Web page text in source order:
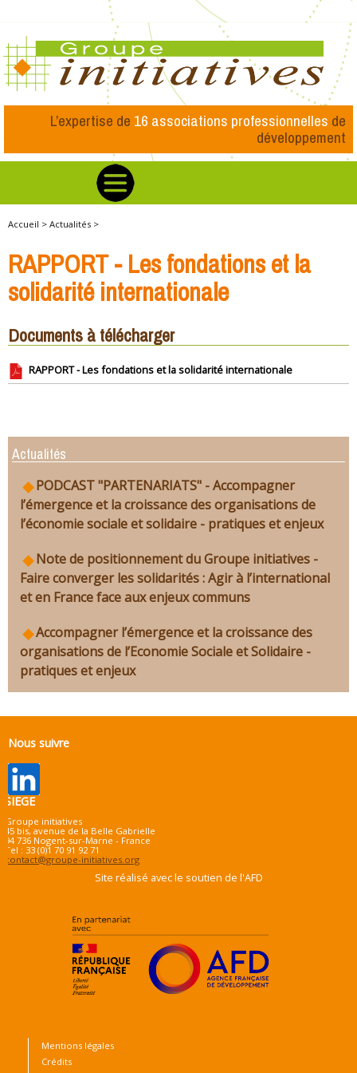
L’expertise de 16 associations professionnelles de
développement
Accueil > Actualités >
RAPPORT - Les fondations et la
solidarité internationale
Documents à télécharger
RAPPORT - Les fondations et la solidarité internationale
Actualités
PODCAST "PARTENARIATS" - Accompagner
l’émergence et la croissance des organisations de
l’économie sociale et solidaire - pratiques et enjeux
Note de positionnement du Groupe initiatives -
Faire converger les solidarités : Agir à l’international
et en France face aux enjeux communs
Accompagner l’émergence et la croissance des
organisations de l’Economie Sociale et Solidaire -
pratiques et enjeux
Nous suivre
SIEGE
Groupe initiatives
45 bis, avenue de la Belle Gabrielle
94 736 Nogent-sur-Marne - France
Tel : 33 (0)1 70 91 92 71
contact@groupe-initiatives.org
Site réalisé avec le soutien de l'AFD
Mentions légales
Crédits